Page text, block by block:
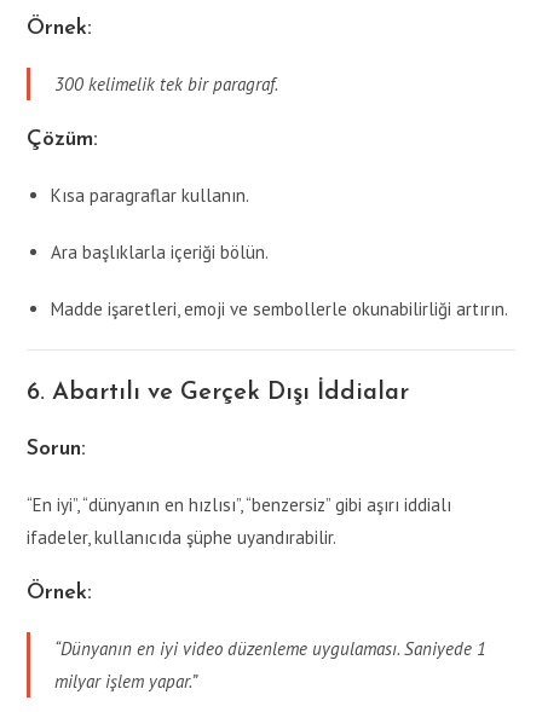
Örnek:
300 kelimelik tek bir paragraf.
Çözüm:
Kısa paragraflar kullanın.
Ara başlıklarla içeriği bölün.
Madde işaretleri, emoji ve sembollerle okunabilirliği artırın.
6. Abartılı ve Gerçek Dışı İddialar
Sorun:
“En iyi”, “dünyanın en hızlısı”, “benzersiz” gibi aşırı iddialı
ifadeler, kullanıcıda şüphe uyandırabilir.
Örnek:
“Dünyanın en iyi video düzenleme uygulaması. Saniyede 1
milyar işlem yapar.”